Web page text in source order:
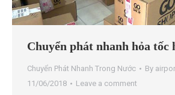
Chuyển phát nhanh hỏa tốc
Chuyển Phát Nhanh Trong Nước By
11/06/2018
Leave a comment